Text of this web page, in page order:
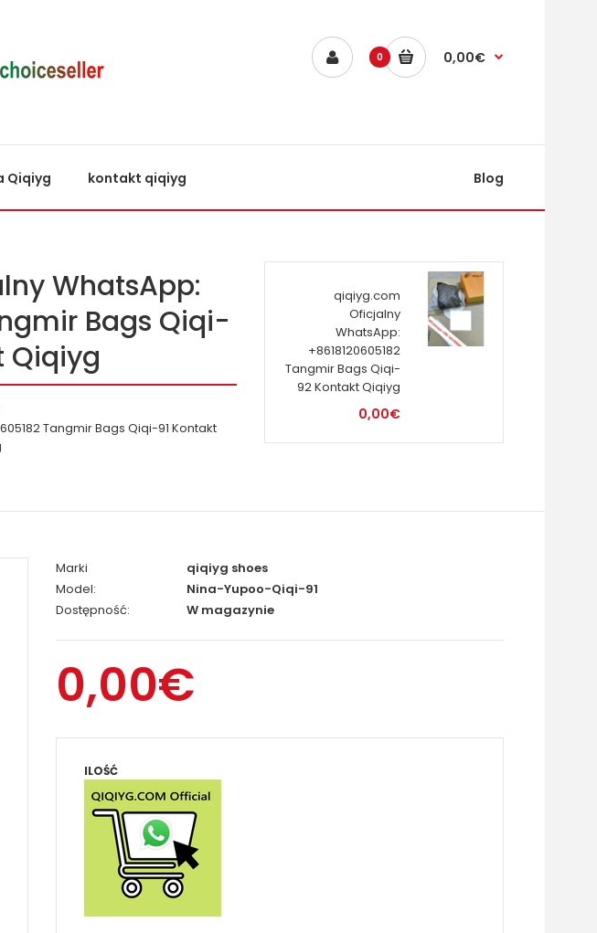
0 0,00€
Qiqiyg kontakt qiqiyg Blog
WhatsApp:
Bags Qiqi-
Qiqiyg
Tangmir Bags Qiqi-91 Kontakt
qiqiyg.com
Oficjalny
WhatsApp:
+8618120605182
Tangmir Bags Qiqi-
92 Kontakt Qiqiyg
0,00€
Marki
qiqiyg shoes
Model:
Nina-Yupoo-Qiqi-91
Dostępność:
W magazynie
0,00€
ILOŚĆ